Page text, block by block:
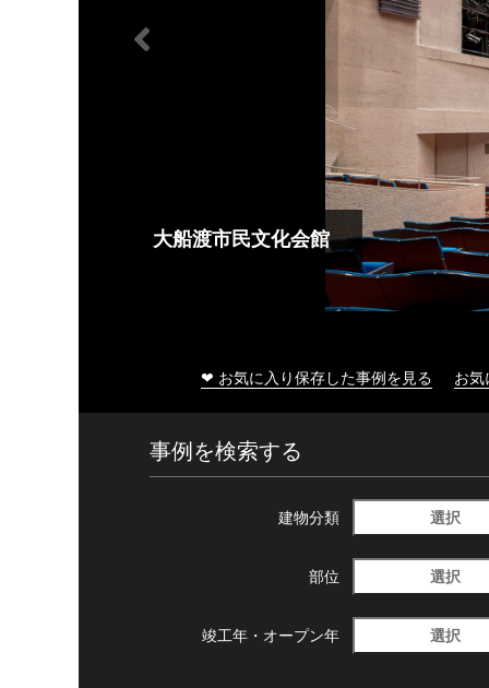
大船渡市民文化会館
❤ お気に入り保存した事例を見る お
事例を検索する
建物分類 選択
部位 選択
竣工年・ オープン年 選択